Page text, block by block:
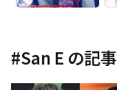
#San E の記事